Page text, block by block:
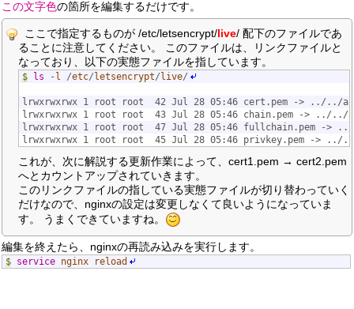
この文字色の箇所を編集するだけです。
ここで指定するものが /etc/letsencrypt/live/ 配下のファイルであ
ることに注意してください。 このファイルは、リンクファイルと
なっており、以下の実態ファイルを指しています。
$ ls - l /etc/ letsencrypt/ live/
lrwxrwxrwx 1 root root  42 Jul 28 05:46 cert.pem -> ../../
lrwxrwxrwx 1 root root  43 Jul 28 05:46 chain.pem -> ../../
lrwxrwxrwx 1 root root  47 Jul 28 05:46 fullchain.pem -> ../
lrwxrwxrwx 1 root root  45 Jul 28 05:46 privkey.pem -> ../../
これが、次に解説する更新作業によって、cert1.pem → cert2.pem
へとカウントアップされていきます。
このリンクファイルの指している実態ファイルが切り替わっていく
だけなので、nginxの設定は変更しなくて良いようになっていま
す。 うまくできていますね。
編集を終えたら、nginxの再読み込みを実行します。
$ service nginx reload